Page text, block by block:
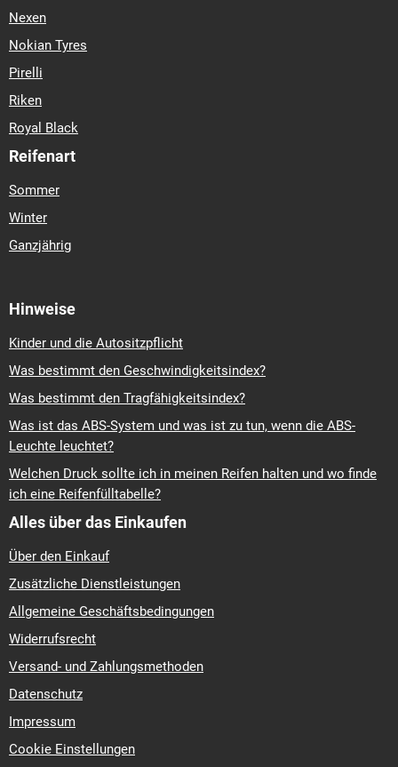
Nexen
Nokian Tyres
Pirelli
Riken
Royal Black
Reifenart
Sommer
Winter
Ganzjährig
Hinweise
Kinder und die Autositzpflicht
Was bestimmt den Geschwindigkeitsindex?
Was bestimmt den Tragfähigkeitsindex?
Was ist das ABS-System und was ist zu tun, wenn die ABS-
Leuchte leuchtet?
Welchen Druck sollte ich in meinen Reifen halten und wo finde
ich eine Reifenfülltabelle?
Alles über das Einkaufen
Über den Einkauf
Zusätzliche Dienstleistungen
Allgemeine Geschäftsbedingungen
Widerrufsrecht
Versand- und Zahlungsmethoden
Datenschutz
Impressum
Cookie Einstellungen